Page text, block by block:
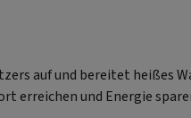
auf und bereitet heißes
erreichen und Energie